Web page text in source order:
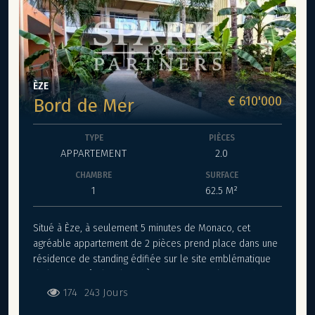
emplacement de parking en sous-sol est proposé en
supplément, à partir de 38 000 €. Un bien rare, mêlant
charme historique, prestations contemporaines et
situation privilégiée en bord de mer. Livraison immédiate.
POUR TOUTES RESERVATIONS FAITES AVANT LE 31
OCTOBRE 2025 FRAIS DE NOTAIRE OFFERTS, soit 6 000€
ÈZE
Bord de Mer € 610'000
TYPE
APPARTEMENT
PIÈCES
2.0
CHAMBRE
1
SURFACE
62.5 M²
Situé à Èze, à seulement 5 minutes de Monaco, cet
agréable appartement de 2 pièces prend place dans une
résidence de standing édifiée sur le site emblématique
Bananeraie”, adresse historique incontournable du XIXᵉ
174 243 Jours